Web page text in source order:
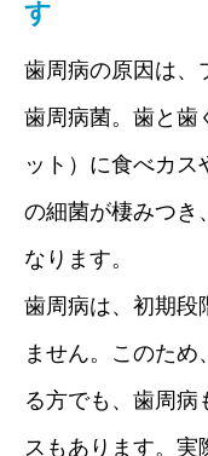
す
歯周病の原因は、
歯周病菌。歯と歯
ット）に食べカス
の細菌が棲みつき
なります。
歯周病は、初期段
ません。このた
る方でも、歯周病
スもあります。実